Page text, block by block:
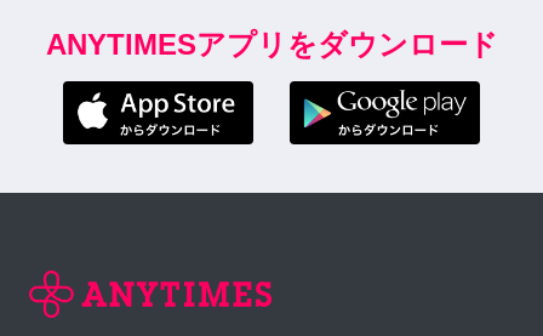
ANYTIMESアプリをダウンロード